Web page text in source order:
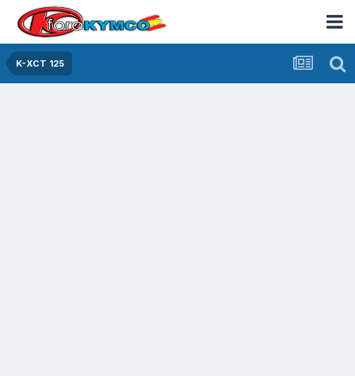
K-XCT 125